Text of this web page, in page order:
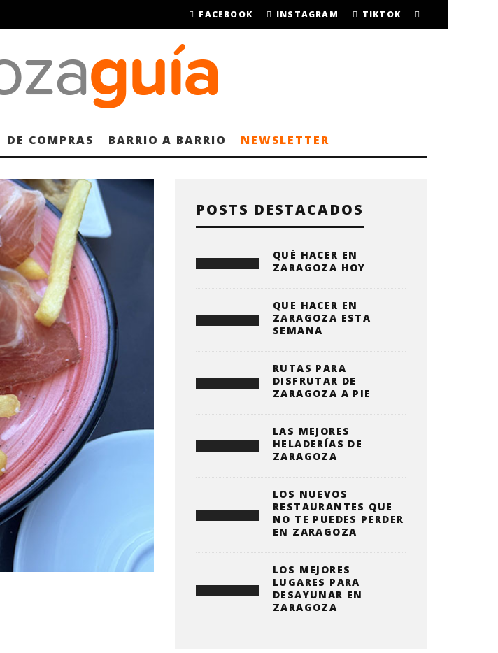
FACEBOOK INSTAGRAM TIKTOK
DE COMPRAS BARRIO A BARRIO NEWSLETTER
POSTS DESTACADOS
QUÉ HACER EN
ZARAGOZA HOY
QUE HACER EN
ZARAGOZA ESTA
SEMANA
RUTAS PARA
DISFRUTAR DE
ZARAGOZA A PIE
LAS MEJORES
HELADERÍAS DE
ZARAGOZA
LOS NUEVOS
RESTAURANTES QUE
NO TE PUEDES PERDER
EN ZARAGOZA
LOS MEJORES
LUGARES PARA
DESAYUNAR EN
ZARAGOZA